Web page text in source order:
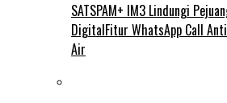
SATSPAM+ IM3 Lindungi
DigitalFitur WhatsApp Call
Air